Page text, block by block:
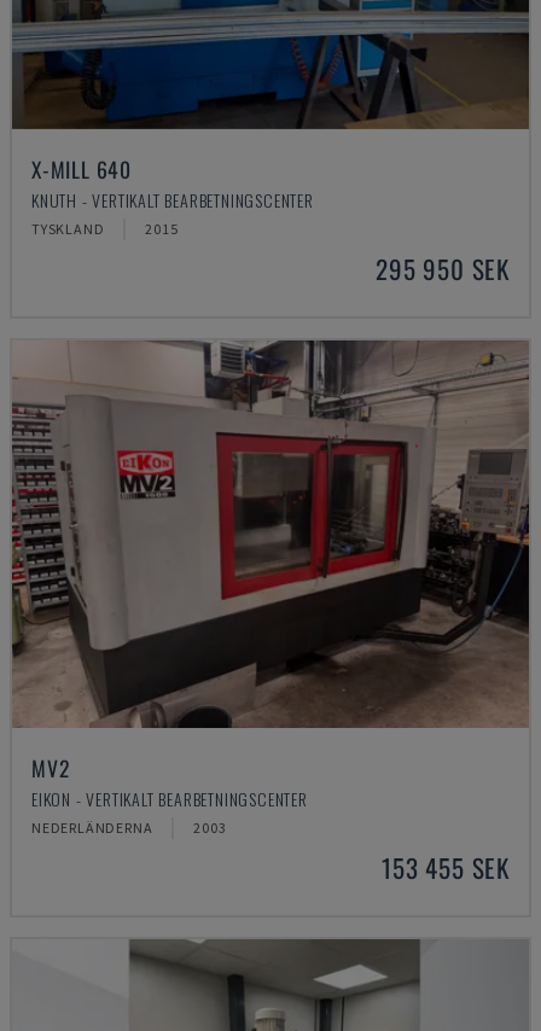
X-MILL 640
KNUTH - VERTIKALT BEARBETNINGSCENTER
TYSKLAND 2015
295 950 SEK
MV2
EIKON - VERTIKALT BEARBETNINGSCENTER
NEDERLÄNDERNA 2003
153 455 SEK